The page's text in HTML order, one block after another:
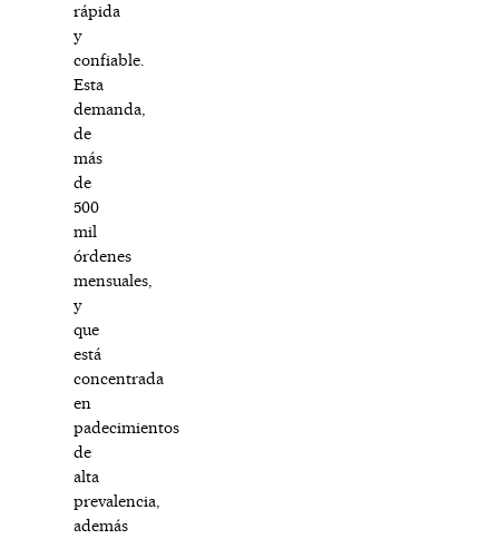
rápida
y
confiable.
Esta
demanda,
de
más
de
500
mil
órdenes
mensuales,
y
que
está
concentrada
en
padecimientos
de
alta
prevalencia,
además